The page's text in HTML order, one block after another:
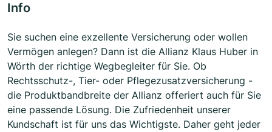
Info
Sie suchen eine exzellente Versicherung oder wollen
Vermögen anlegen? Dann ist die Allianz Klaus Huber in
Wörth der richtige Wegbegleiter für Sie. Ob
Rechtsschutz-, Tier- oder Pflegezusatzversicherung -
die Produktbandbreite der Allianz offeriert auch für Sie
eine passende Lösung. Die Zufriedenheit unserer
Kundschaft ist für uns das Wichtigste. Daher geht jeder